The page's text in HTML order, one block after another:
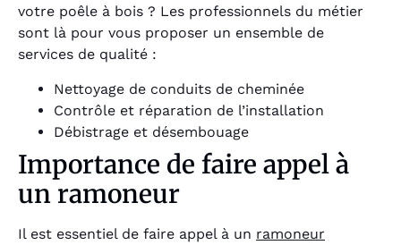
votre poêle à bois ? Les professionnels du métier
sont là pour vous proposer un ensemble de
services de qualité :
Nettoyage de conduits de cheminée
Contrôle et réparation de l’installation
Débistrage et désembouage
Importance de faire appel à
un ramoneur
Il est essentiel de faire appel à un ramoneur